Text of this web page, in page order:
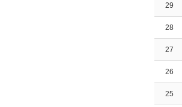
29
28
27
26
25